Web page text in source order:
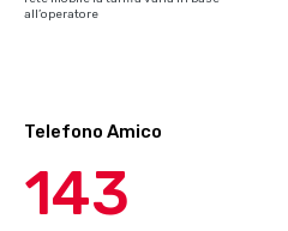
all’operatore
Telefono Amico
143